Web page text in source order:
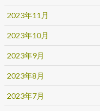
2023年11月
2023年10月
2023年9月
2023年8月
2023年7月